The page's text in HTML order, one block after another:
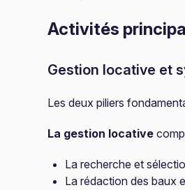
Activités
Gestion locative et
Les deux piliers
La gestion locative
La recherche et
La rédaction des baux